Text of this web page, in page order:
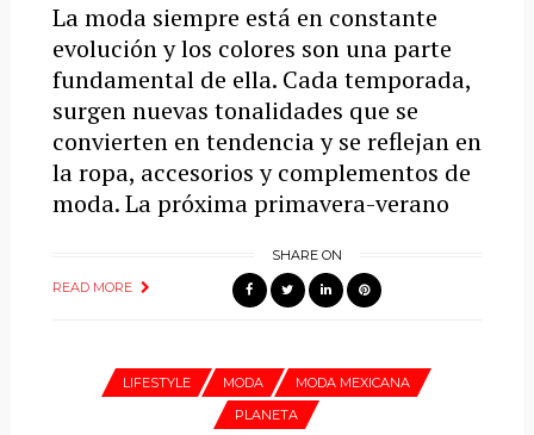
La moda siempre está en constante
evolución y los colores son una parte
fundamental de ella. Cada temporada,
surgen nuevas tonalidades que se
convierten en tendencia y se reflejan en
la ropa, accesorios y complementos de
moda. La próxima primavera-verano
READ MORE
SHARE ON
LIFESTYLE MODA
MODA MEXICANA
PLANETA